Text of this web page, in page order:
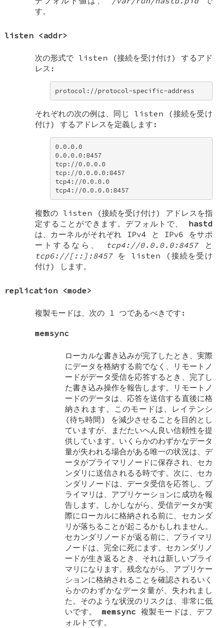
す。
listen <addr>
次の形式で listen (接続を受け付け) するアド
レス:
protocol://protocol-specific-address
それぞれの次の例は、同じ listen (接続を受け
付け) するアドレスを定義します:
0.0.0.0
0.0.0.0:8457
tcp://0.0.0.0
tcp://0.0.0.0:8457
tcp4://0.0.0.0
tcp4://0.0.0.0:8457
複数の listen (接続を受け付け) アドレスを指
定することができます。デフォルトで、 hastd
は、カーネルがそれぞれ IPv4 と IPv6 をサポ
ートするなら、
tcp4://0.0.0.0:8457と
tcp6://[::]:8457を listen (接続を受け
付け) します。
replication <mode>
複製モードは、次の 1 つであるべきです:
memsync
ローカルな書き込みが完了したとき、実際
にデータを格納する前でなく、リモートノ
ードがデータ受信を応答するとき、完了し
た書き込み操作を報告します。リモートノ
ードのデータは、応答を送信する直後に格
納されます。このモードは、レイテンシ
(待ち時間) を減少させることを目的とし
ていますが、まだたいへん良い信頼性を提
供しています。いくらかのわずかなデータ
量が失われる場合がある唯一の状況は、デ
ータがプライマリノードに保存され、セカ
ンダリに送信されるる時です。次に、セカ
ンダリノードは、データ受信を応答し、プ
ライマリは、アプリケーションに成功を報
告します。しかしながら、受信データが実
際にローカルに格納される前に、セカンダ
リが落ちることが起こるかもしれません。
セカンダリノードが返る前に、プライマリ
ノードは、完全に死にます。セカンダリノ
ードが生き返るとき、それは新しいプライ
マリになります。残念ながら、アプリケー
ションに格納されることを確認されるいく
らかのわずかなデータ量が、失われまし
た。そのような状況のリスクは、非常に低
いです。memsync 複製モードは、デフ
ォルトです。